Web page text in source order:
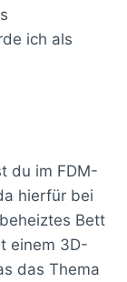
ich als
du im FDM-
hierfür bei
Bett
einem 3D-
das Thema